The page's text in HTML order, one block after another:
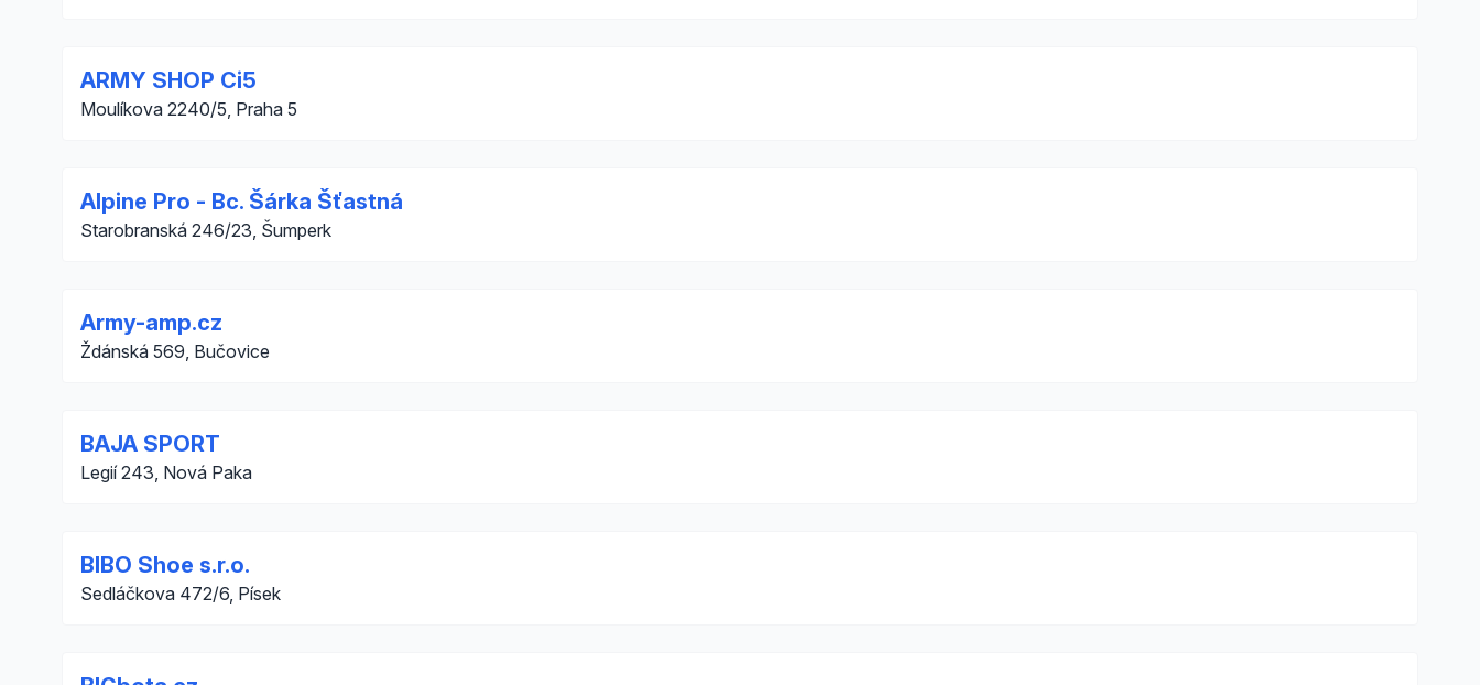
ARMY SHOP Ci5
Moulíkova 2240/5, Praha 5
Alpine Pro - Bc. Šárka Šťastná
Starobranská 246/23, Šumperk
Army-amp.cz
Ždánská 569, Bučovice
BAJA SPORT
Legií 243, Nová Paka
BIBO Shoe s.r.o.
Sedláčkova 472/6, Písek